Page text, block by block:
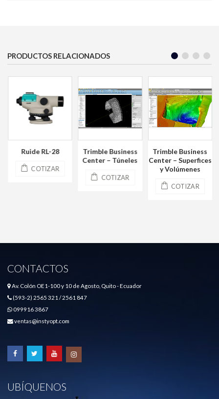
PRODUCTOS RELACIONADOS
Ruide RL-28
COTIZAR
Trimble Business
Center – Túneles
COTIZAR
Trimble Business
Center – Superfices
y Volúmenes
COTIZAR
CONTACTOS
Av. Colón OE1-100 y 10 de Agosto, Quito - Ecuador
(593-2) 2565 321 / 2561 847
ventas@instyopt.com
UBÍQUENOS